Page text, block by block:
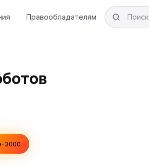
Правообладателям
3000